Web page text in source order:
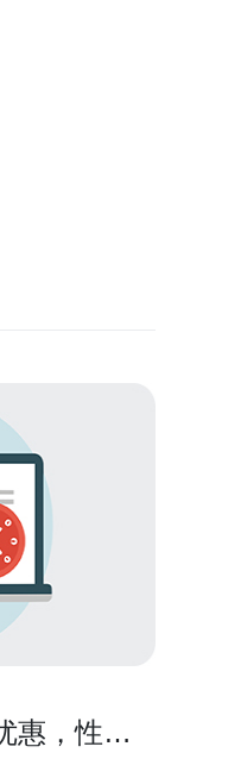
惠，性价